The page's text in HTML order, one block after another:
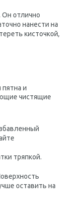
. Он отлично
нанести на
кисточкой,
пятна и
чистящие
тряпкой.
оставить на